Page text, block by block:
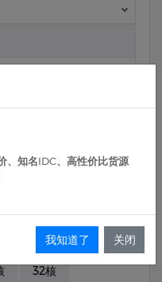
32核
、知名IDC、高性价比货源
我知道了 关闭